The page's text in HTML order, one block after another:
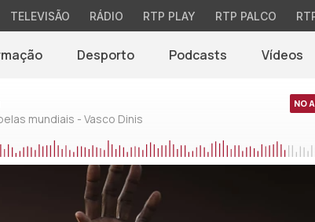
TELEVISÃO RÁDIO RTP PLAY RTP PALCO
Desporto Podcasts Vídeos
mundiais - Vasco Dinis
NO